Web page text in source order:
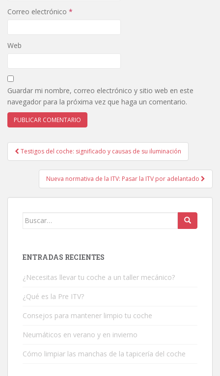
Correo electrónico *
Web
Guardar mi nombre, correo electrónico y sitio web en este
navegador para la próxima vez que haga un comentario.
Navegación de entradas
Testigos del coche: significado y causas de su iluminación
Nueva normativa de la ITV: Pasar la ITV por adelantado
Buscar:
ENTRADAS RECIENTES
¿Necesitas llevar tu coche a un taller mecánico?
¿Qué es la Pre ITV?
Consejos para mantener limpio tu coche
Neumáticos en verano y en invierno
Cómo limpiar las manchas de la tapicería del coche